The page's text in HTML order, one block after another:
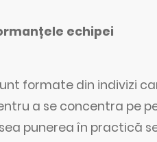
echipei
formate din indivizi
a se concentra pe
punerea în practică